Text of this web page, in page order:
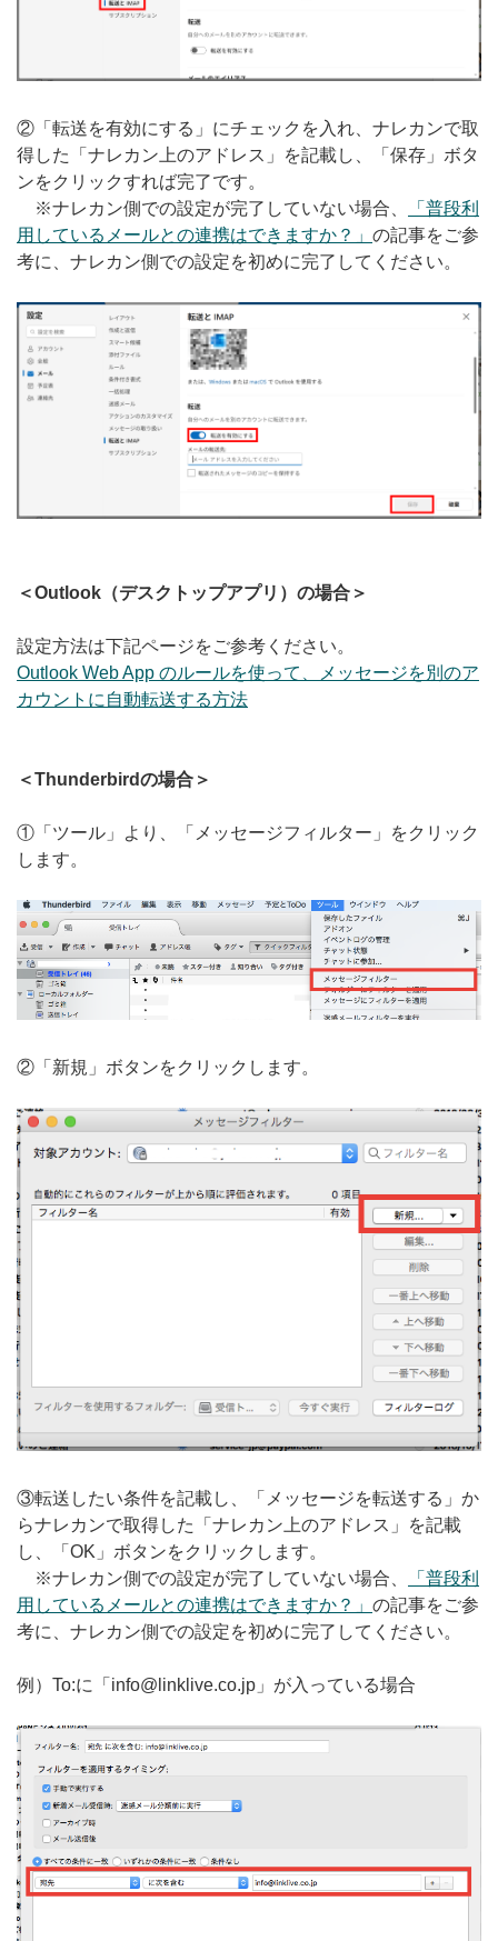
②「転送を有効にする」にチェックを入れ、ナレカンで取
得した「ナレカン上のアドレス」を記載し、「保存」ボタ
ンをクリックすれば完了です。
※ナレカン側での設定が完了していない場合、
「普段利
用しているメールとの連携はできますか？」 の記事をご参
考に、ナレカン側での設定を初めに完了してください。
＜Outlook（デスクトップアプリ）の場合＞
設定方法は下記ページをご参考ください。
Outlook Web App のルールを使って、メッセージを別のア
カウントに自動転送する方法
＜Thunderbirdの場合＞
①「ツール」より、「メッセージフィルター」をクリック
します。
②「新規」ボタンをクリックします。
③転送したい条件を記載し、「メッセージを転送する」か
らナレカンで取得した「ナレカン上のアドレス」を記載
し、「OK」ボタンをクリックします。
※ナレカン側での設定が完了していない場合、
「普段利
用しているメールとの連携はできますか？」 の記事をご参
考に、ナレカン側での設定を初めに完了してください。
例）To:に「info@linklive.co.jp」が入っている場合